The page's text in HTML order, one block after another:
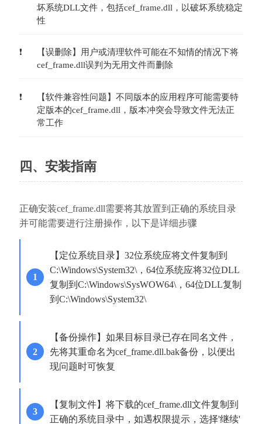
坏系统DLL文件，包括cef_frame.dll，以破坏系统稳定
性
【误删除】用户或清理软件可能在不知情的情况下将
cef_frame.dll误判为无用文件而删除
【软件兼容性问题】不同版本的应用程序可能需要特
定版本的cef_frame.dll，版本冲突会导致文件无法正
常工作
四、安装指南
正确安装cef_frame.dll需要将其放置到正确的系统目录
并可能需要进行注册操作，以下是详细步骤
【定位系统目录】32位系统应将文件复制到
C:\Windows\System32\，64位系统应将32位DLL
复制到C:\Windows\SysWOW64\，64位DLL复制
到C:\Windows\System32\
【备份操作】如果目标目录已存在同名文件，
先将其重命名为cef_frame.dll.bak备份，以便出
现问题时可恢复
【复制文件】将下载的cef_frame.dll文件复制到
正确的系统目录中，如遇权限提示，选择'继续'